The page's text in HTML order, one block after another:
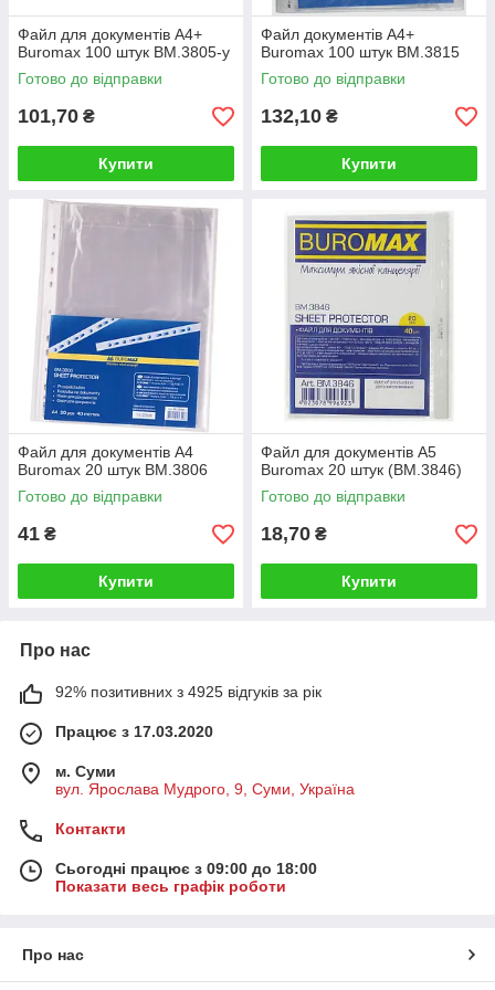
Файл для документів А4+
Buromax 100 штук BM.3805-y
Готово до відправки
101,70 ₴
Купити
Файл документів А4+
Buromax 100 штук BM.3815
Готово до відправки
132,10 ₴
Купити
Файл для документів А4
Buromax 20 штук BM.3806
Готово до відправки
41 ₴
Купити
Файл для документів А5
Buromax 20 штук (BM.3846)
Готово до відправки
18,70 ₴
Купити
Про нас
92% позитивних з 4925 відгуків за рік
Працює з 17.03.2020
м. Суми
вул. Ярослава Мудрого, 9, Суми, Україна
Контакти
Сьогодні працює з 09:00 до 18:00
Показати весь графік роботи
Про нас